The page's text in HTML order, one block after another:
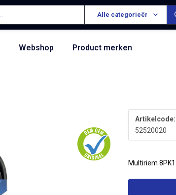
Alle categorieën
Webshop Product merken
Artikelcode:
52520020
Multiriem